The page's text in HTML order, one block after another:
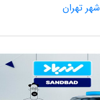
شهر تهران